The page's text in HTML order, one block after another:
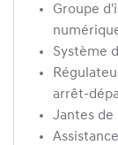
Groupe
Système
arrêt-
Jantes de